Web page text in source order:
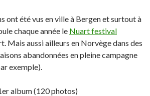
ont été vus en ville à Bergen et surtout à
chaque année le Nuart festival
Mais aussi ailleurs en Norvège dans des
abandonnées en pleine campagne
exemple).
album (120 photos)